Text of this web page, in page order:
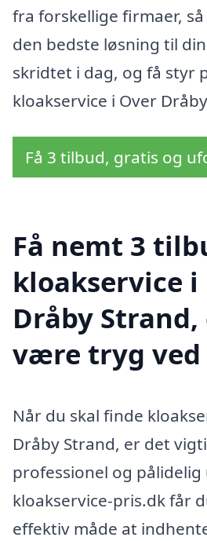
fra forskellige firmaer,
den bedste løsning til
skridtet i dag, og få styr
kloakservice i Over
Få 3 tilbud, gratis og
Få nemt 3
kloakservice i
Dråby
være tryg ved
Når du skal finde
Dråby Strand, er det
professionel og pålidelig
kloakservice-pris.dk får
effektiv måde at